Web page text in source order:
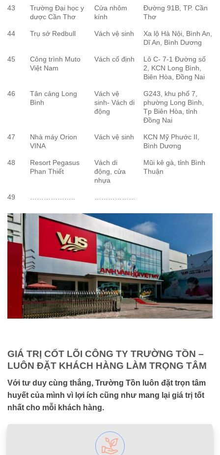
43
Trường Đại học y
dược Cần Thơ
Cửa nhôm
kính
Đường 91B, TP. Cần
Thơ
44 Trụ sở Redbull Vách vệ sinh
Xa lộ Hà Nội, Bình An,
Dĩ An, Bình Dương
45
Công trình Muto
Việt Nam
Vách cố định
Lô C- 7-1 Đường số
2, KCN Long Bình,
Biên Hòa, Đồng Nai
46
Tân cảng Long
Bình
Vách vệ
sinh- Vách di
động
G243, khu phố 7,
phường Long Bình,
Tp Biên Hòa, tỉnh
Đồng Nai
47
Nhà máy Orion
VINA
Vách vệ sinh
KCN Mỹ Phước II,
Bình Dương
48
Resort Pegasus
Phan Thiết
Vách di
động, cửa
nhựa
Mũi kê gà, tỉnh Bình
Thuận
49 ……………….. ………………
GIÁ TRỊ CỐT LÕI CÔNG TY TRƯỜNG TỒN –
LUÔN ĐẶT KHÁCH HÀNG LÀM TRỌNG TÂM
Với tư duy cùng thắng, Trường Tồn luôn đặt trọn tâm
huyết của mình vì lợi ích cũng như mang lại giá trị tốt
nhất cho mỗi khách hàng.